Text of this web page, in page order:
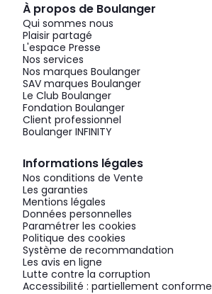
À propos de Boulanger
Qui sommes nous
Plaisir partagé
L'espace Presse
Nos services
Nos marques Boulanger
SAV marques Boulanger
Le Club Boulanger
Fondation Boulanger
Client professionnel
Boulanger INFINITY
Informations légales
Nos conditions de Vente
Les garanties
Mentions légales
Données personnelles
Paramétrer les cookies
Politique des cookies
Système de recommandation
Les avis en ligne
Lutte contre la corruption
Accessibilité : partiellement conforme